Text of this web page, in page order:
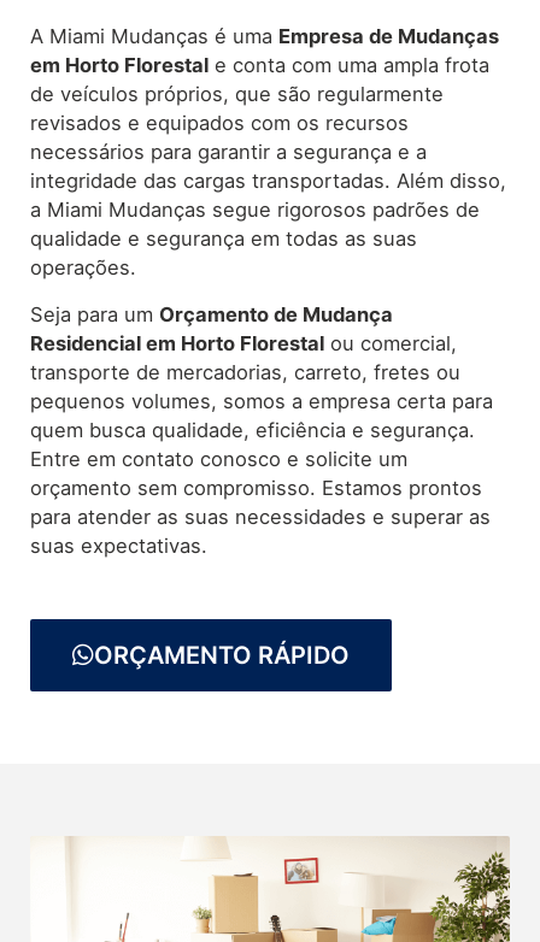
A Miami Mudanças é uma Empresa de Mudanças
em Horto Florestal e conta com uma ampla frota
de veículos próprios, que são regularmente
revisados e equipados com os recursos
necessários para garantir a segurança e a
integridade das cargas transportadas. Além disso,
a Miami Mudanças segue rigorosos padrões de
qualidade e segurança em todas as suas
operações.
Seja para um Orçamento de Mudança
Residencial em Horto Florestal ou comercial,
transporte de mercadorias, carreto, fretes ou
pequenos volumes, somos a empresa certa para
quem busca qualidade, eficiência e segurança.
Entre em contato conosco e solicite um
orçamento sem compromisso. Estamos prontos
para atender as suas necessidades e superar as
suas expectativas.
ORÇAMENTO RÁPIDO